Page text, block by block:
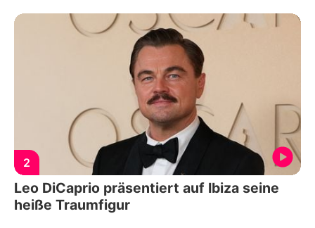
2
Leo DiCaprio präsentiert auf Ibiza seine
heiße Traumfigur